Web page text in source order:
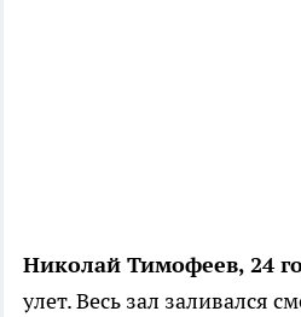
Николай Тимофеев, 24
улет. Весь зал заливался